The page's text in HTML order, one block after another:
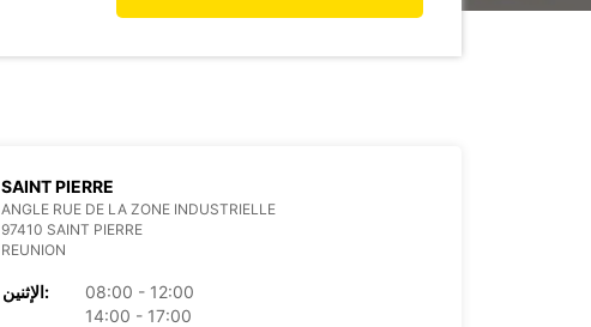
SAINT PIERRE
ANGLE RUE DE LA ZONE INDUSTRIELLE
97410 SAINT PIERRE
REUNION
الإثنين:
08:00 - 12:00
14:00 - 17:00